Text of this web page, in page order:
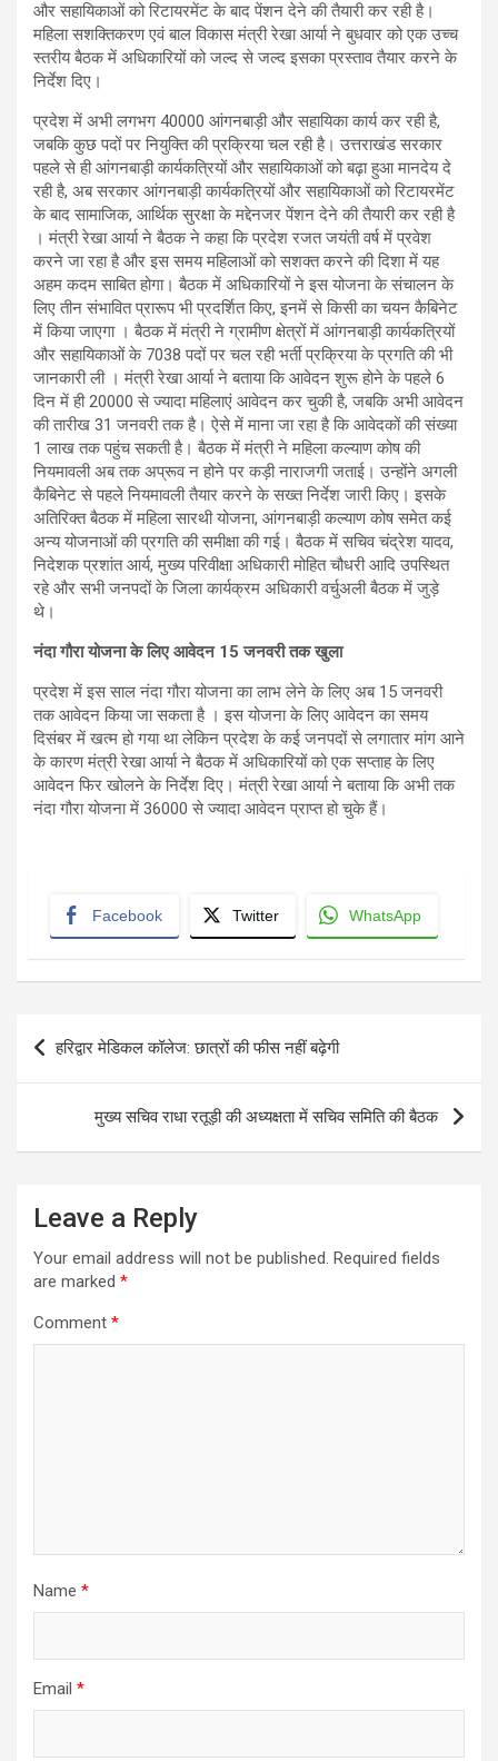
और सहायिकाओं को रिटायरमेंट के बाद पेंशन देने की तैयारी कर रही है।
महिला सशक्तिकरण एवं बाल विकास मंत्री रेखा आर्या ने बुधवार को एक उच्च
स्तरीय बैठक में अधिकारियों को जल्द से जल्द इसका प्रस्ताव तैयार करने के
निर्देश दिए।
प्रदेश में अभी लगभग 40000 आंगनबाड़ी और सहायिका कार्य कर रही है,
जबकि कुछ पदों पर नियुक्ति की प्रक्रिया चल रही है। उत्तराखंड सरकार
पहले से ही आंगनबाड़ी कार्यकत्रियों और सहायिकाओं को बढ़ा हुआ मानदेय दे
रही है, अब सरकार आंगनबाड़ी कार्यकत्रियों और सहायिकाओं को रिटायरमेंट
के बाद सामाजिक, आर्थिक सुरक्षा के मद्देनजर पेंशन देने की तैयारी कर रही है
। मंत्री रेखा आर्या ने बैठक ने कहा कि प्रदेश रजत जयंती वर्ष में प्रवेश
करने जा रहा है और इस समय महिलाओं को सशक्त करने की दिशा में यह
अहम कदम साबित होगा। बैठक में अधिकारियों ने इस योजना के संचालन के
लिए तीन संभावित प्रारूप भी प्रदर्शित किए, इनमें से किसी का चयन कैबिनेट
में किया जाएगा । बैठक में मंत्री ने ग्रामीण क्षेत्रों में आंगनबाड़ी कार्यकत्रियों
और सहायिकाओं के 7038 पदों पर चल रही भर्ती प्रक्रिया के प्रगति की भी
जानकारी ली । मंत्री रेखा आर्या ने बताया कि आवेदन शुरू होने के पहले 6
दिन में ही 20000 से ज्यादा महिलाएं आवेदन कर चुकी है, जबकि अभी आवेदन
की तारीख 31 जनवरी तक है। ऐसे में माना जा रहा है कि आवेदकों की संख्या
1 लाख तक पहुंच सकती है। बैठक में मंत्री ने महिला कल्याण कोष की
नियमावली अब तक अप्रूव न होने पर कड़ी नाराजगी जताई। उन्होंने अगली
कैबिनेट से पहले नियमावली तैयार करने के सख्त निर्देश जारी किए। इसके
अतिरिक्त बैठक में महिला सारथी योजना, आंगनबाड़ी कल्याण कोष समेत कई
अन्य योजनाओं की प्रगति की समीक्षा की गई। बैठक में सचिव चंद्रेश यादव,
निदेशक प्रशांत आर्य, मुख्य परिवीक्षा अधिकारी मोहित चौधरी आदि उपस्थित
रहे और सभी जनपदों के जिला कार्यक्रम अधिकारी वर्चुअली बैठक में जुड़े
थे।
नंदा गौरा योजना के लिए आवेदन 15जनवरी तक खुला
प्रदेश में इस साल नंदा गौरा योजना का लाभ लेने के लिए अब 15 जनवरी
तक आवेदन किया जा सकता है । इस योजना के लिए आवेदन का समय
दिसंबर में खत्म हो गया था लेकिन प्रदेश के कई जनपदों से लगातार मांग आने
के कारण मंत्री रेखा आर्या ने बैठक में अधिकारियों को एक सप्ताह के लिए
आवेदन फिर खोलने के निर्देश दिए। मंत्री रेखा आर्या ने बताया कि अभी तक
नंदा गौरा योजना में 36000 से ज्यादा आवेदन प्राप्त हो चुके हैं।
Facebook Twitter WhatsApp
Post
navigation
हरिद्वार मेडिकल कॉलेज: छात्रों की फीस नहीं बढ़ेगी
मुख्य सचिव राधा रतूड़ी की अध्यक्षता में सचिव समिति की बैठक
Leave a Reply
Your email address will not be published. Required fields
are marked *
Comment *
Name *
Email *